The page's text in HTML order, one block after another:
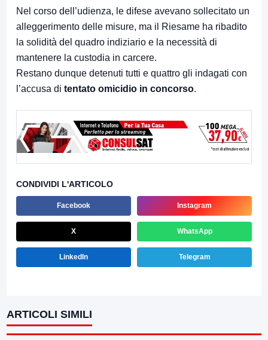
Nel corso dell’udienza, le difese avevano sollecitato un
alleggerimento delle misure, ma il Riesame ha ribadito
la solidità del quadro indiziario e la necessità di
mantenere la custodia in carcere.
Restano dunque detenuti tutti e quattro gli indagati con
l’accusa di tentato omicidio in concorso.
CONDIVIDI L'ARTICOLO
Facebook Instagram
X WhatsApp
LinkedIn Telegram
ARTICOLI SIMILI